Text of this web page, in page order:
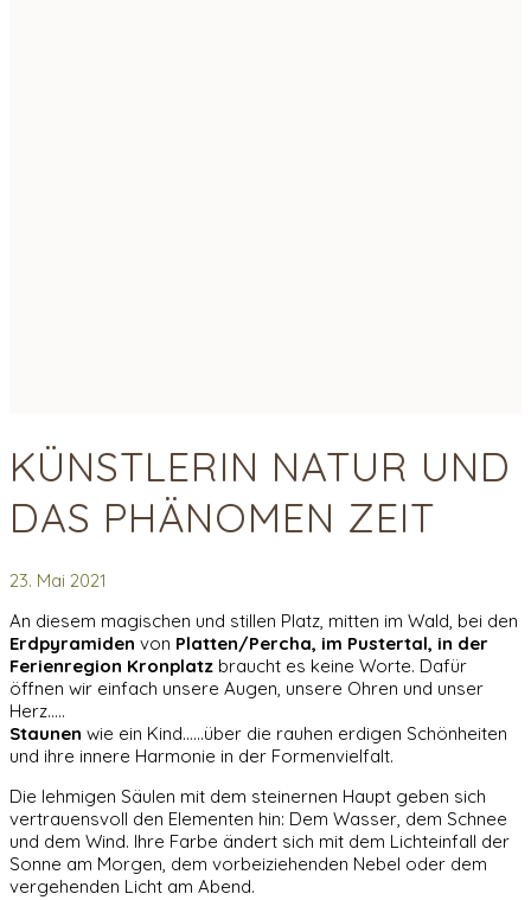
KÜNSTLERIN NATUR UND
DAS PHÄNOMEN ZEIT
23. Mai 2021
An diesem magischen und stillen Platz, mitten im Wald, bei den
Erdpyramiden von Platten/Percha, im Pustertal, in der
Ferienregion Kronplatz braucht es keine Worte. Dafür
öffnen wir einfach unsere Augen, unsere Ohren und unser
Herz…..
Staunen wie ein Kind……über die rauhen erdigen Schönheiten
und ihre innere Harmonie in der Formenvielfalt.
Die lehmigen Säulen mit dem steinernen Haupt geben sich
vertrauensvoll den Elementen hin: Dem Wasser, dem Schnee
und dem Wind. Ihre Farbe ändert sich mit dem Lichteinfall der
Sonne am Morgen, dem vorbeiziehenden Nebel oder dem
vergehenden Licht am Abend.